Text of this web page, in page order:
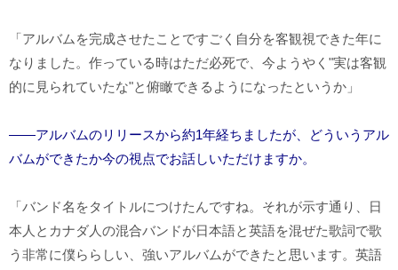
「アルバムを完成させたことですごく自分を客観視できた年に
なりました。作っている時はただ必死で、今ようやく"実は客観
的に見られていたな"と俯瞰できるようになったというか」
――アルバムのリリースから約1年経ちましたが、どういうアル
バムができたか今の視点でお話しいただけますか。
「バンド名をタイトルにつけたんですね。それが示す通り、日
本人とカナダ人の混合バンドが日本語と英語を混ぜた歌詞で歌
う非常に僕ららしい、強いアルバムができたと思います。英語